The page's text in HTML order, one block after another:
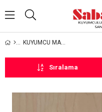
KUYUMCU MALZEMELERİ
Sıralama